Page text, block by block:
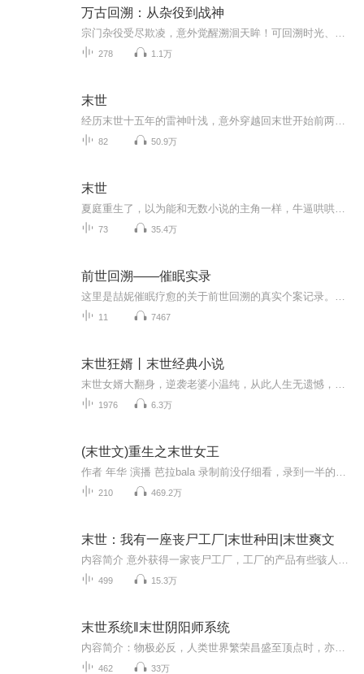
万古回溯：从杂役到战神
278 1.1万
末世
82 50.9万
末世
73 35.4万
前世回溯——催眠实录
11 7467
末世狂婿丨末世经典小说
1976 6.3万
(末世文)重生之末世女王
210 469.2万
末世：我有一座丧尸工厂|末世种田|末世爽文
499 15.3万
末世系统‖末世阴阳师系统
462 33万